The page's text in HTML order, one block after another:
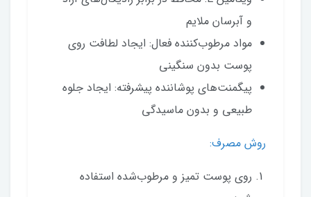
و آبرسان ملایم
مواد مرطوب‌کننده فعال: ایجاد لطافت روی
پوست بدون سنگینی
پیگمنت‌های پوشاننده پیشرفته: ایجاد جلوه
طبیعی و بدون ماسیدگی
روش مصرف:
روی پوست تمیز و مرطوب‌شده استفاده